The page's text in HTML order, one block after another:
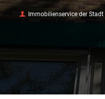
Immobilienservice der